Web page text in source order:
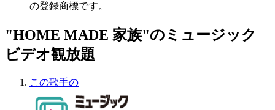
の登録商標です。
"HOME MADE 家族"のミュージック
ビデオ観放題
この歌手の